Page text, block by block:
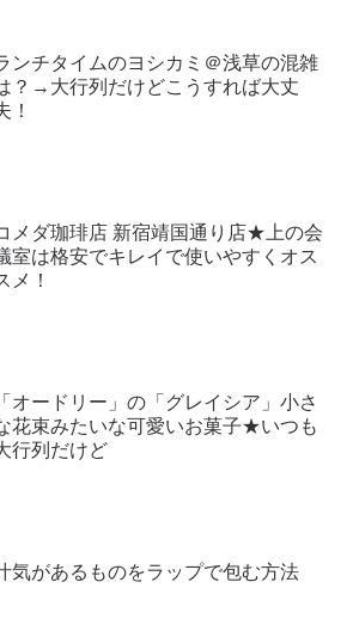
ンチタイムのヨシカミ＠浅草の混雑
？→大行列だけどこうすれば大丈
！
メダ珈琲店 新宿靖国通り店★上の会
室は格安でキレイで使いやすくオス
メ！
「オードリー」の「グレイシア」小さ
花束みたいな可愛いお菓子★いつも
行列だけど
気があるものをラップで包む方法